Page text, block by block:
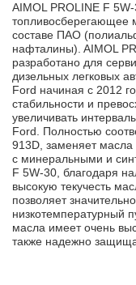
AIMOL PROLINE F
топливосберегающее
составе ПАО
нафталины). AIMOL
разработано для
дизельных легковых
Ford начиная с 2012
стабильности и
увеличивать
Ford. Полностью
913D, заменяет
с минеральными и
F 5W-30, благодаря
высокую текучесть
позволяет
низкотемпературный
масла имеет очень
также надежно